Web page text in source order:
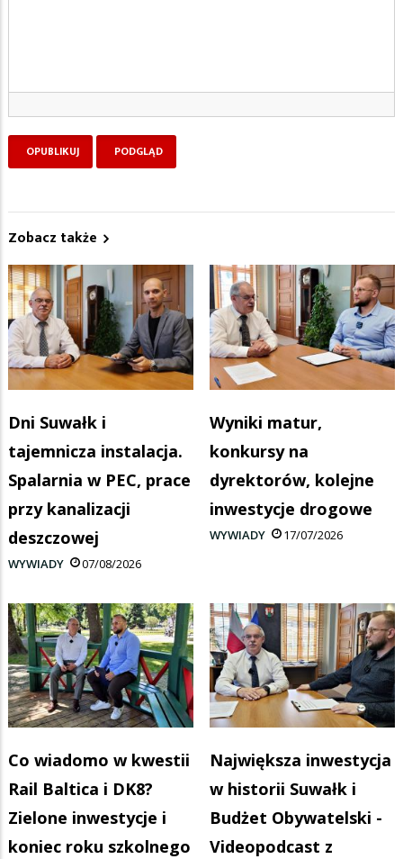
Zobacz także
Dni Suwałk i
tajemnicza instalacja.
Spalarnia w PEC, prace
przy kanalizacji
deszczowej
WYWIADY 07/08/2026
Wyniki matur,
konkursy na
dyrektorów, kolejne
inwestycje drogowe
WYWIADY 17/07/2026
Co wiadomo w kwestii
Rail Baltica i DK8?
Zielone inwestycje i
koniec roku szkolnego
Największa inwestycja
w historii Suwałk i
Budżet Obywatelski -
Videopodcast z